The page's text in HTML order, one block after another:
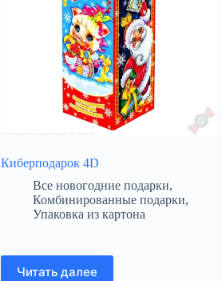
Киберподарок 4D
Все новогодние подарки,
Комбинированные подарки,
Упаковка из картона
Читать далее